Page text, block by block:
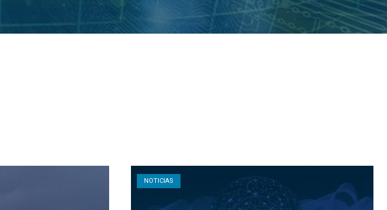
NOTICIAS
Open post